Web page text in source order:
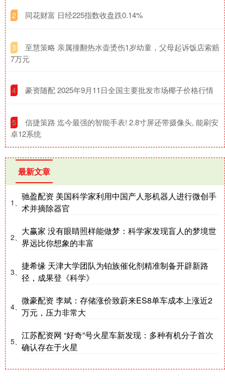
2 ​同花财富 日经225指数收盘跌0.14%
3
​至慧策略 亲属撞翻热水壶烫伤1岁幼童，父母起诉饭店索赔
7万元
4 ​豪资随配 2025年9月11日全国主要批发市场椰子价格行情
5
​信捷策路 迄今最强的智能手表! 2.8寸屏还带摄像头, 能刷安
卓12系统
最新文章
1、
驰盈配资 美国科学家利用中国产人形机器人进行微创手
术并摘除器官
2、
大赢家 没有眼睛照样能做梦：科学家发现盲人的梦境世
界远比你想象的丰富
3、
捷希缘 天津大学团队为铂族催化剂精准制备开辟新路
径，成果登《科学》
4、
微豪配资 李斌：存储涨价致蔚来ES8单车成本上涨近2
万元，压力非常大
5、
江苏配资网 “好奇”号火星车新发现：多种有机分子首次
确认存在于火星